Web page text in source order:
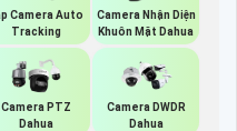
Camera Auto
Tracking
Camera Nhận Diện
Khuôn Mặt Dahua
Camera PTZ
Dahua
Camera DWDR
Dahua